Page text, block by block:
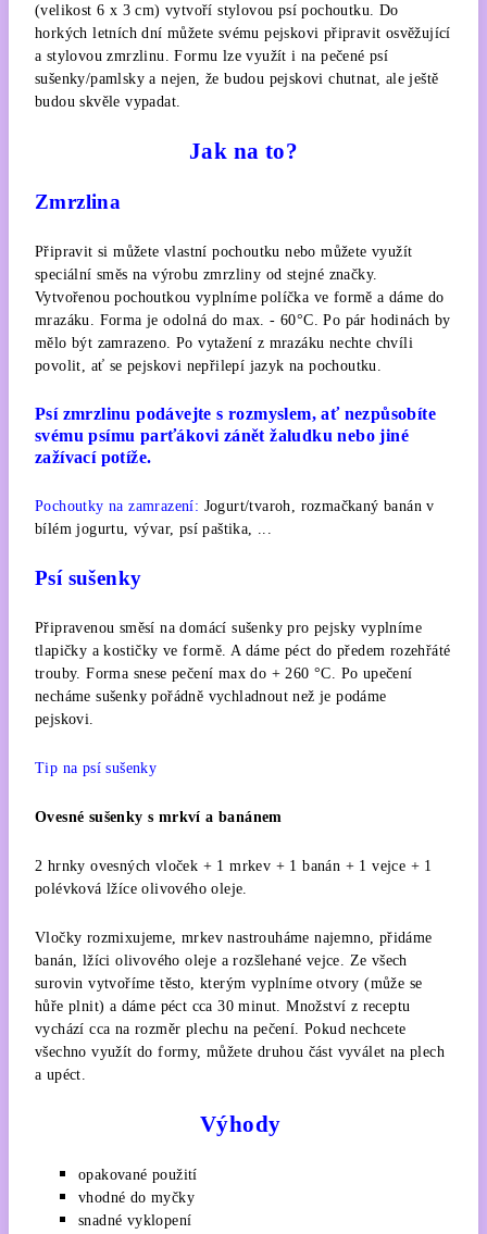
(velikost 6 x 3 cm) vytvoří stylovou psí pochoutku. Do
horkých letních dní můžete svému pejskovi připravit osvěžující
a stylovou zmrzlinu. Formu lze využít i na pečené psí
sušenky/pamlsky a nejen, že budou pejskovi chutnat, ale ještě
budou skvěle vypadat.
Jak na to?
Zmrzlina
Připravit si můžete vlastní pochoutku nebo můžete využít
speciální směs na výrobu zmrzliny od stejné značky.
Vytvořenou pochoutkou vyplníme políčka ve formě a dáme do
mrazáku. Forma je odolná do max. - 60°C. Po pár hodinách by
mělo být zamrazeno. Po vytažení z mrazáku nechte chvíli
povolit, ať se pejskovi nepřilepí jazyk na pochoutku.
Psí zmrzlinu podávejte s rozmyslem, ať nezpůsobíte
svému psímu parťákovi zánět žaludku nebo jiné
zažívací potíže.
Pochoutky na zamrazení: Jogurt/tvaroh, rozmačkaný banán v
bílém jogurtu, vývar, psí paštika, ...
Psí sušenky
Připravenou směsí na domácí sušenky pro pejsky vyplníme
tlapičky a kostičky ve formě. A dáme péct do předem rozehřáté
trouby. Forma snese pečení max do + 260 °C. Po upečení
necháme sušenky pořádně vychladnout než je podáme
pejskovi.
Tip na psí sušenky
Ovesné sušenky s mrkví a banánem
2 hrnky ovesných vloček + 1 mrkev + 1 banán + 1 vejce + 1
polévková lžíce olivového oleje.
Vločky rozmixujeme, mrkev nastrouháme najemno, přidáme
banán, lžíci olivového oleje a rozšlehané vejce. Ze všech
surovin vytvoříme těsto, kterým vyplníme otvory (může se
hůře plnit) a dáme péct cca 30 minut. Množství z receptu
vychází cca na rozměr plechu na pečení. Pokud nechcete
všechno využít do formy, můžete druhou část vyválet na plech
a upéct.
Výhody
opakované použití
vhodné do myčky
snadné vyklopení